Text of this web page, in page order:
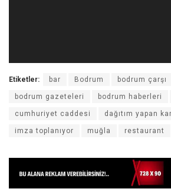
Etiketler: bar Bodrum bodrum çarşı
bodrum gazeteleri bodrum haberleri
cumhuriyet caddesi dağıtım yapan
imza toplanıyor muğla restaurant